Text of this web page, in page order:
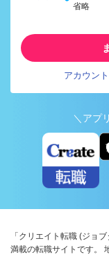
省略
アカウン
＼アプ
「クリエイト転職 (ジョ
満載の転職サイトです。